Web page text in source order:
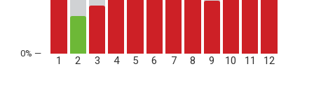
1 2 3 4 5 6 7 8 9 10 11 12